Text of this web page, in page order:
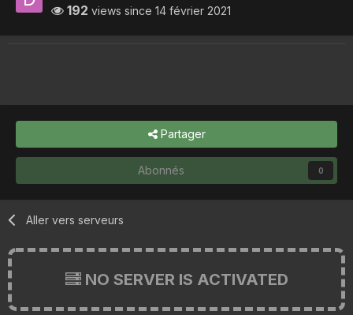
192 views since 14 février 2021
Partager
Abonnés 0
Aller vers serveurs
NO SERVER IS ACTIVATED